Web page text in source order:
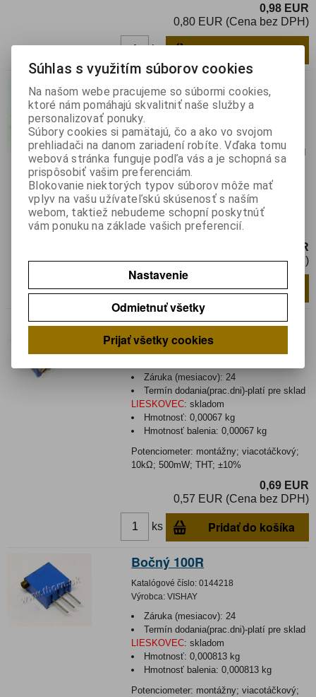
0,98 EUR
0,80 EUR (Cena bez DPH)
ks Pridať do košíka
500R
Katalógové číslo:0111290
Výrobca:
Záruka (mesiacov):24
Termín dodania(prac.dni)-platí pre sklad
LIESKOVEC skladom
Hmotnosť:0,00058 kg
Hmotnosť balenia:0,00058 kg
Potenciometer: montážny; viacotáčkový;
500Ω; 500mW; THT; ±10%
0,97 EUR
0,79 EUR (Cena bez DPH)
ks Pridať do košíka
Bočný 10K
Katalógové číslo:0111296
Záruka (mesiacov): 24
Termín dodania(prac.dni)-platí pre sklad
LIESKOVEC: skladom
Hmotnosť:0,00067 kg
Hmotnosť balenia:0,00067 kg
Potenciometer: montážny; viacotáčkový;
10kΩ; 500mW; THT; ±10%
0,69 EUR
0,57 EUR (Cena bez DPH)
ks Pridať do košíka
Bočný 100R
Katalógové číslo: 0144218
Výrobca: VISHAY
Záruka (mesiacov): 24
Termín dodania(prac.dni)-platí pre sklad
LIESKOVEC: skladom
Hmotnosť:0,000813 kg
Hmotnosť balenia:0,000813 kg
Potenciometer: montážny; viacotáčkový;
Súhlas s využitím súborov cookies
Na našom webe pracujeme so súbormi cookies,
ktoré nám pomáhajú skvalitniť naše služby a
personalizovať ponuky.
Súbory cookies si pamätajú, čo a ako vo svojom
prehliadači na danom zariadení robíte. Vďaka tomu
webová stránka funguje podľa vás a je schopná sa
prispôsobiť vašim preferenciám.
Blokovanie niektorých typov súborov môže mať
vplyv na vašu užívateľskú skúsenosť s naším
webom, taktiež nebudeme schopní poskytnúť
vám ponuku na základe vašich preferencií.
Nastavenie
Odmietnuť všetky
Prijať všetky cookies